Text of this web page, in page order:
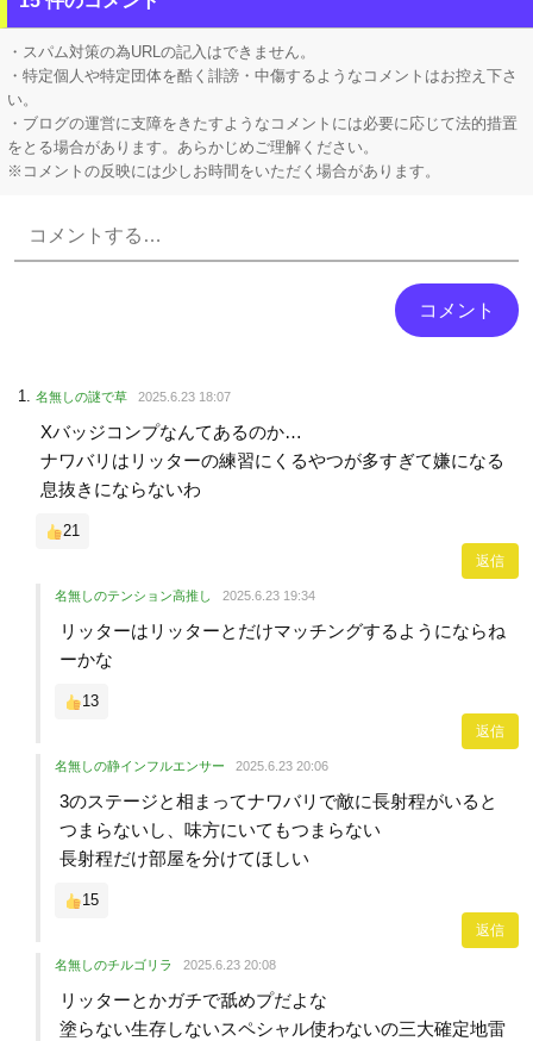
移民ベトナム女達の宅飲み、レベチｗｗｗｗｗｗｗｗｗｗｗｗｗｗｗｗｗｗｗｗｗｗｗｗ
・スパム対策の為URLの記入はできません。
・特定個人や特定団体を酷く誹謗・中傷するようなコメントはお控え下さ
い。
・ブログの運営に支障をきたすようなコメントには必要に応じて法的措置
をとる場合があります。あらかじめご理解ください。
※コメントの反映には少しお時間をいただく場合があります。
名無しの謎で草 2025.6.23 18:07
Xバッジコンプなんてあるのか…
ナワバリはリッターの練習にくるやつが多すぎて嫌になる
息抜きにならないわ
21
返信
名無しのテンション高推し 2025.6.23 19:34
リッターはリッターとだけマッチングするようにならね
ーかな
13
返信
名無しの静インフルエンサー 2025.6.23 20:06
3のステージと相まってナワバリで敵に長射程がいると
つまらないし、味方にいてもつまらない
長射程だけ部屋を分けてほしい
15
返信
名無しのチルゴリラ 2025.6.23 20:08
リッターとかガチで舐めプだよな
塗らない生存しないスペシャル使わないの三大確定地雷